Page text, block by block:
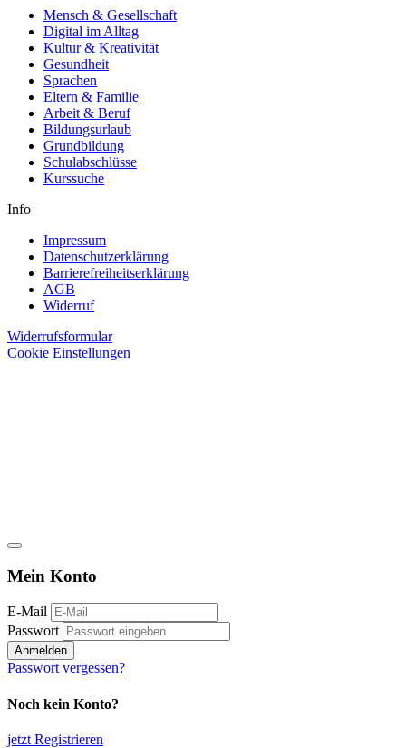
Mensch & Gesellschaft
Digital im Alltag
Kultur & Kreativität
Gesundheit
Sprachen
Eltern & Familie
Arbeit & Beruf
Bildungsurlaub
Grundbildung
Schulabschlüsse
Kurssuche
Info
Impressum
Datenschutzerklärung
Barrierefreiheitserklärung
AGB
Widerruf
Widerrufsformular
Cookie Einstellungen
Mein Konto
E-Mail
Passwort
Anmelden
Passwort vergessen?
Noch kein Konto?
jetzt Registrieren